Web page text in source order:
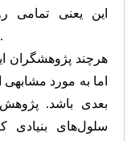
این یعنی تمامی
اختصاص دارند نیازمند بازبینی اساسی‌اند.
هرچند پژوهشگران
اما به مورد
بعدی باشد.
سلول‌های بنیادی